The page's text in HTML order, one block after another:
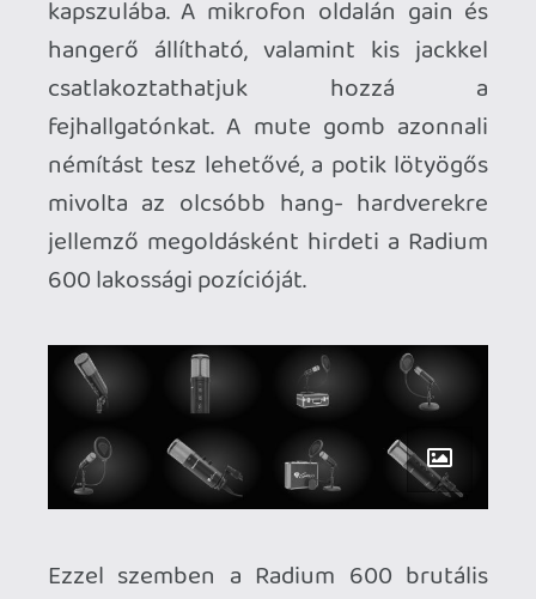
szükségét a popszűrő felhelyezésének.
Énekléshez persze jól fog jönni a
popfilter, ahol általában jóval
dinamikusabb dolgok hagyják el a
szánkat, mint mondjuk egy podcast
során. Amúgy a képeken fura helyre van
felrakva ez a kellék. Nem mértem ki profi
eszközökkel a mikrofon térbeli
karakterét, de azért ez nem egy Shure
SM7B, ami dinamikus kapszulával pont a
mikrofon főleg álló formában, szemből
várja a hangokat, így fogja át leginkább a
vállalt frekvenciatartományát...